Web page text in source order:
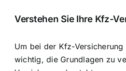
Verstehen Sie Ihre Kfz-
Um bei der Kfz-
wichtig, die Grundlagen zu